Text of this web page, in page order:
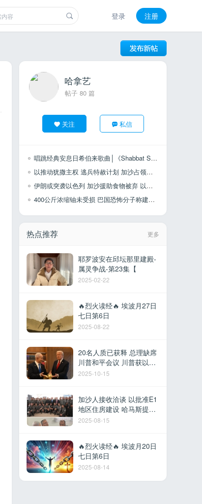
登录 注册
哈拿艺
帖子 80 篇
关注 私信
唱跳经典安息日希伯来歌曲│《Shabbat Shalom 安息日平安》
以推动犹撒主权 逃兵特赦计划 加沙占领计划获批 伊水资源陷崩溃 以新冠毒株蔓延
伊朗或突袭以色列 加沙援助食物被弃 以大屠杀影片风波 联合国列哈马斯黑名单
400公斤浓缩铀未受损 巴国恐怖分子称建国无望 与南苏丹谈...
热点推荐 更多
耶罗波安在邱坛那里建殿-
属灵争战-第23集【
2025-02-22
🔥烈火读经🔥 埃波月27日
七日第6日
2025-08-22
20名人质已获释 总理缺席
川普和平会议 川普获以色
列最高荣誉 多国参加沙姆
2025-10-15
加沙人接收洽谈 以批准E1
地区住房建设 哈马斯提议
撤军换取停火 以军在黎建
2025-08-15
🔥烈火读经🔥 埃波月20日
七日第6日
2025-08-14